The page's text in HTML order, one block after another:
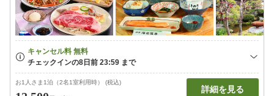
お1人さま1泊（2名1室利用時） (税込)
詳細を見る